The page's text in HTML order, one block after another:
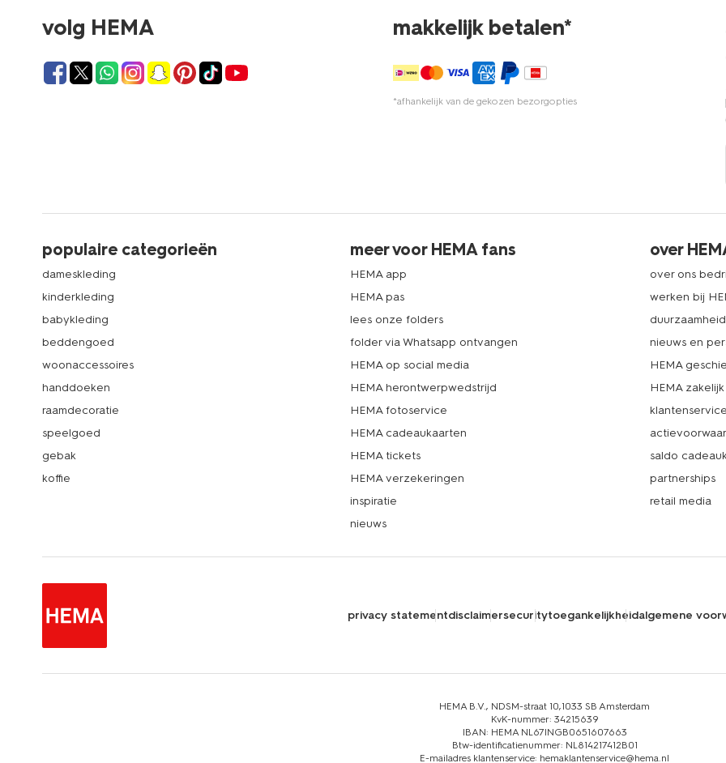
volg HEMA makkelijk betalen*
*afhankelijk van de gekozen bezorgopties
populaire categorieën
dameskleding
kinderkleding
babykleding
beddengoed
woonaccessoires
handdoeken
raamdecoratie
speelgoed
gebak
koffie
meer voor HEMA fans
HEMA app
HEMA pas
lees onze folders
folder via Whatsapp ontvangen
HEMA op social media
HEMA herontwerpwedstrijd
HEMA fotoservice
HEMA cadeaukaarten
HEMA tickets
HEMA verzekeringen
inspiratie
nieuws
over
over ons
werken bij
duurzaamheid
nieuws en
HEMA
HEMA zakelijk
klantenservice
saldo
partnerships
retail media
privacy statementdisclaimersecuritytoegankelijkheidalgemene
HEMA B.V., NDSM-straat 10,1033 SB Amsterdam
KvK-nummer: 34215639
IBAN: HEMA NL67INGB0651607663
Btw-identificatienummer: NL814217412B01
E-mailadres klantenservice: hemaklantenservice@hema.nl